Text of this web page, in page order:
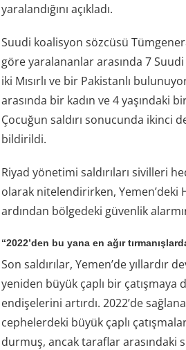
yaralandığını açıkladı.
Suudi koalisyon sözcüsü
göre yaralananlar arasında 7
iki Mısırlı ve bir Pakistanlı
arasında bir kadın ve 4 yaşındaki
Çocuğun saldırı sonucunda ikinci
bildirildi.
Riyad yönetimi saldırıları sivilleri
olarak nitelendirirken, Yemen’deki
ardından bölgedeki güvenlik
“2022’den bu yana en ağır
Son saldırılar, Yemen’de yıllardır
yeniden büyük çaplı bir çatışmaya
endişelerini artırdı. 2022’de
cephelerdeki büyük çaplı
durmuş, ancak taraflar arasındaki